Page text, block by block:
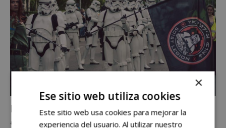
Ocio y cultura
La Legión 501 visita Alcorcón
alcorconhoy - sábado, 8 de septiembre de 2018
×
Ese sitio web utiliza cookies
Este sitio web usa cookies para mejorar la
experiencia del usuario. Al utilizar nuestro